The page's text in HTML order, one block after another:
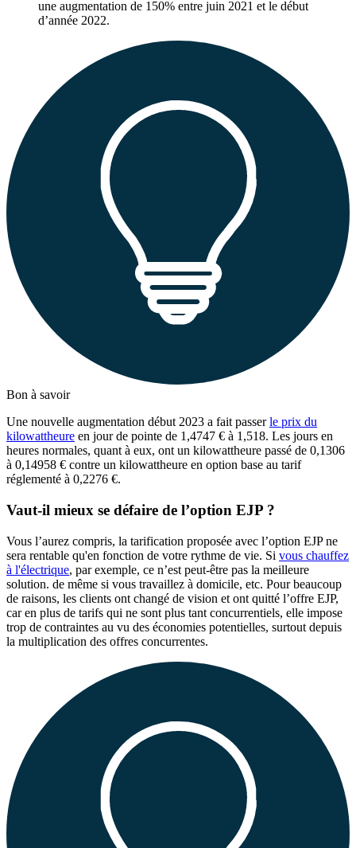
une augmentation de 150% entre juin 2021 et le début
d’année 2022.
Bon à savoir
Une nouvelle augmentation début 2023 a fait passerle prix du
kilowattheure en jour de pointe de 1,4747 € à 1,518. Les jours en
heures normales, quant à eux, ont un kilowattheure passé de 0,1306
à 0,14958 € contre un kilowattheure en option base au tarif
réglementé à 0,2276 €.
Vaut-il mieux se défaire de l’option EJP ?
Vous l’aurez compris, la tarification proposée avec l’option EJP ne
sera rentable qu'en fonction de votre rythme de vie. Si vous chauffez
à l'électrique, par exemple, ce n’est peut-être pas la meilleure
solution. de même si vous travaillez à domicile, etc. Pour beaucoup
de raisons, les clients ont changé de vision et ont quitté l’offre EJP,
car en plus de tarifs qui ne sont plus tant concurrentiels, elle impose
trop de contraintes au vu des économies potentielles, surtout depuis
la multiplication des offres concurrentes.